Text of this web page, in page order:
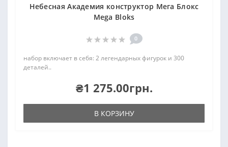
Небесная Академия конструктор Мега Блокс
Mega Bloks
0
набор включает в себя: 2 легендарных фигурок и 300
деталей..
₴1 275.00грн.
В КОРЗИНУ